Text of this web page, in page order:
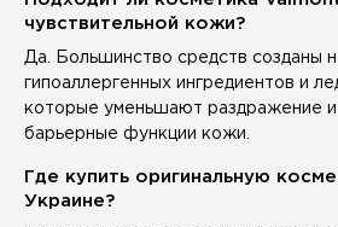
чувствительной кожи?
Да. Большинство средств созданы
гипоаллергенных ингредиентов и
которые уменьшают раздражение
барьерные функции кожи.
Где купить оригинальную
Украине?